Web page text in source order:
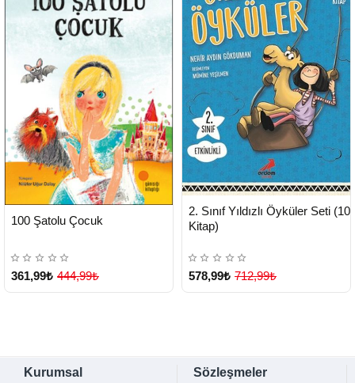
TESLİMAT
100 Şatolu Çocuk
361,99₺ 444,99₺
TESLİMAT
2. Sınıf Yıldızlı Öyküler Seti (10
Kitap)
578,99₺ 712,99₺
Kurumsal Sözleşmeler